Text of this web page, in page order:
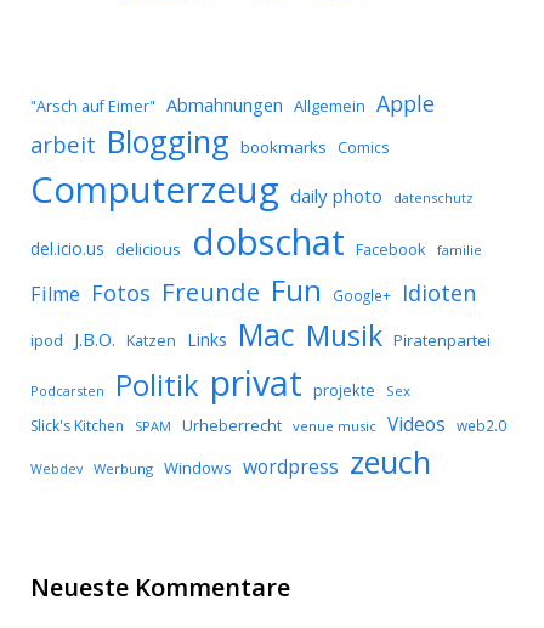
"Arsch auf Eimer" Abmahnungen Allgemein Apple
arbeit Blogging bookmarks Comics
Computerzeug daily photo datenschutz
del.icio.us delicious dobschat Facebook familie
Filme Fotos Freunde Fun Google+ Idioten
ipod J.B.O. Katzen Links Mac Musik Piratenpartei
Podcarsten Politik privat projekte Sex
Slick's Kitchen SPAM Urheberrecht venue music Videos web2.0
Webdev Werbung Windows wordpress zeuch
Neueste Kommentare